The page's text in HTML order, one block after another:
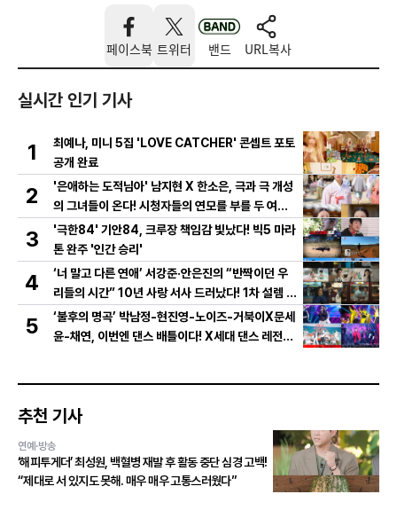
페이스북 트위터 밴드 URL복사
실시간 인기 기사
1
최예나, 미니 5집 'LOVE CATCHER' 콘셉트 포토
공개 완료
2
'은애하는 도적님아' 남지현 X 한소은, 극과 극 개성
의 그녀들이 온다! 시청자들의 연모를 부를 두 여인
의 활약은?
3
'극한84' 기안84, 크루장 책임감 빛났다! 빅5 마라
톤 완주 '인간 승리'
4
‘너 말고 다른 연애’ 서강준·안은진의 “반짝이던 우
리들의 시간” 10년 사랑 서사 드러났다! 1차 설렘 티
저 영상 공개!
5
‘불후의 명곡’ 박남정-현진영-노이즈-거북이X문세
윤-채연, 이번엔 댄스 배틀이다! X세대 댄스 레전드
추천 기사
연예·방송
‘해피투게더’ 최성원, 백혈병 재발 후 활동 중단 심경 고백!
“제대로 서 있지도 못해. 매우 매우 고통스러웠다”